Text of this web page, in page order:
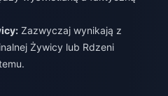
Zazwyczaj wynikają z
Żywicy lub Rdzeni